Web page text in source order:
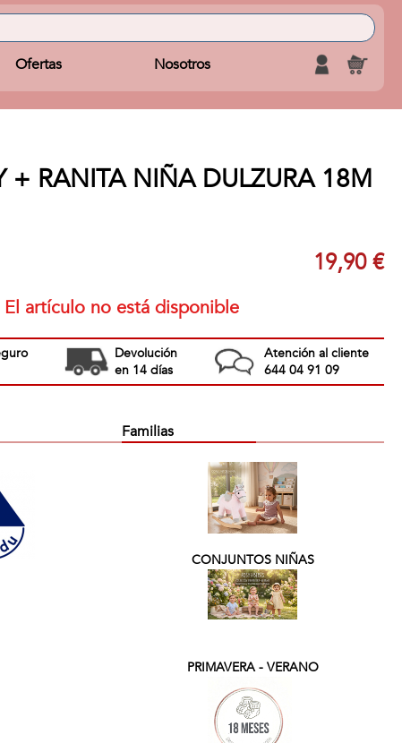
Ofertas Nosotros
+ RANITA NIÑA DULZURA 18M
19,90 €
El artículo no está disponible
Devolución
en 14 días
Atención al cliente
644 04 91 09
Familias
CONJUNTOS NIÑAS
PRIMAVERA - VERANO